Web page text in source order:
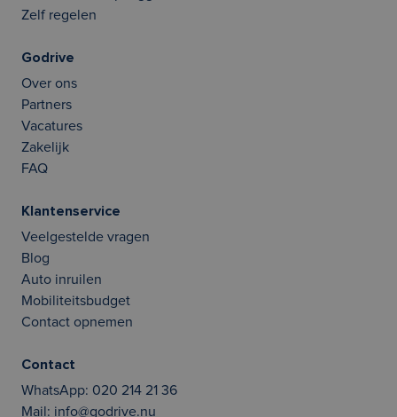
Zelf regelen
Godrive
Over ons
Partners
Vacatures
Zakelijk
FAQ
Klantenservice
Veelgestelde vragen
Blog
Auto inruilen
Mobiliteitsbudget
Contact opnemen
Contact
WhatsApp: 020 214 21 36
Mail: info@godrive.nu